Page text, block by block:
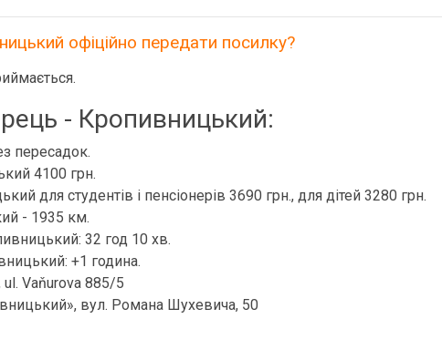
офіційно передати посилку?
- Кропивницький:
пересадок.
4100 грн.
для студентів і пенсіонерів 3690 грн., для дітей 3280 грн.
- 1935 км.
32 год 10 хв.
+1 година.
Vaňurova 885/5
вул. Романа Шухевича, 50